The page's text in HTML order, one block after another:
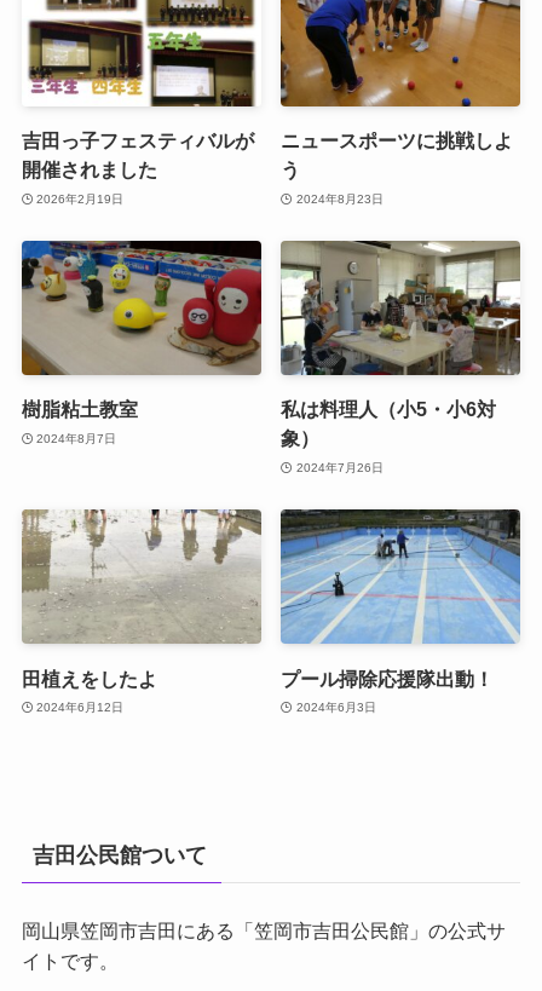
吉田っ子フェスティバルが
開催されました
2026年2月19日
ニュースポーツに挑戦しよ
う
2024年8月23日
樹脂粘土教室
2024年8月7日
私は料理人（小5・小6対
象）
2024年7月26日
田植えをしたよ
2024年6月12日
プール掃除応援隊出動！
2024年6月3日
吉田公民館ついて
岡山県笠岡市吉田にある「笠岡市吉田公民館」の公式サ
イトです。